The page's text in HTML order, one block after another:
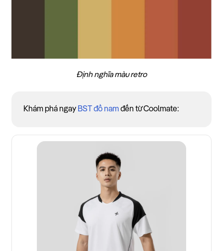
Định nghĩa màu retro
Khám phá ngay BST đồ namđến từ Coolmate: